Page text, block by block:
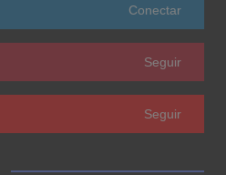
Conectar
Seguir
Seguir